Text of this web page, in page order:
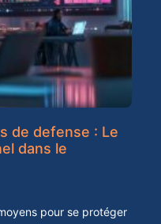
de defense : Le
dans le
pour se protéger